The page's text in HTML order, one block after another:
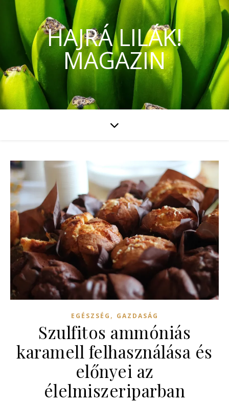
HAJRÁ LILÁK!
MAGAZIN
EGÉSZSÉG , GAZDASÁG
Szulfitos ammóniás
karamell felhasználása és
előnyei az
élelmiszeriparban